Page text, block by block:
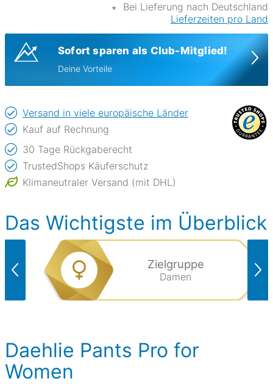
∗
Bei Lieferung nach Deutschland
Lieferzeiten pro Land
Sofort sparen als Club-Mitglied!
Deine Vorteile
Versand in viele europäische Länder
Kauf auf Rechnung
30 Tage Rückgaberecht
TrustedShops Käuferschutz
Klimaneutraler Versand (mit DHL)
Das Wichtigste im Überblick
Zielgruppe
Damen
Daehlie Pants Pro for
Women